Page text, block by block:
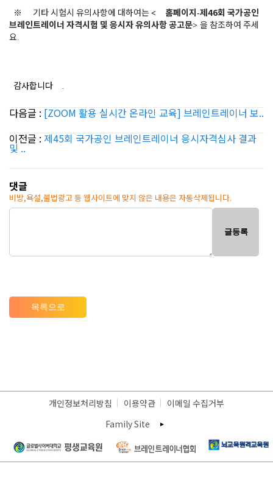
※ 기타 시험시 유의사항에 대하여는 < 홈페이지-제46회 국가공인
브레인트레이너 자격시험 및 응시자 유의사항 공고문> 을 참조하여 주세
요.
감사합니다 .
다음글 : [ZOOM 활용 실시간 온라인 교육] 브레인트레이너 보..
이전글 : 제45회 국가공인 브레인트레이너 응시자격심사 결과
및 ..
댓글
비방,욕설,불법광고 등 웹사이트에 맞지 않은 내용은 자동삭제됩니다.
글등록
목록으로
개인정보처리방침 이용약관
이메일 수집거부
Family Site